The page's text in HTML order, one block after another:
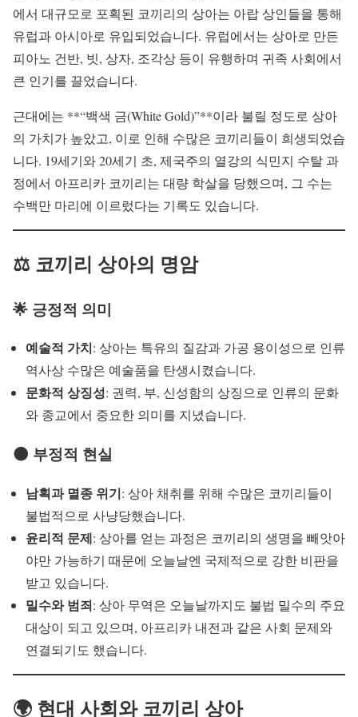
에서 대규모로 포획된 코끼리의 상아는 아랍 상인들을 통해
유럽과 아시아로 유입되었습니다. 유럽에서는 상아로 만든
피아노 건반, 빗, 상자, 조각상 등이 유행하며 귀족 사회에서
큰 인기를 끌었습니다.
근대에는 **“백색 금(White Gold)”**이라 불릴 정도로 상아
의 가치가 높았고, 이로 인해 수많은 코끼리들이 희생되었습
니다. 19세기와 20세기 초, 제국주의 열강의 식민지 수탈 과
정에서 아프리카 코끼리는 대량 학살을 당했으며, 그 수는
수백만 마리에 이르렀다는 기록도 있습니다.
⚖️ 코끼리 상아의 명암
🌟 긍정적 의미
예술적 가치: 상아는 특유의 질감과 가공 용이성으로 인류
역사상 수많은 예술품을 탄생시켰습니다.
문화적 상징성: 권력, 부, 신성함의 상징으로 인류의 문화
와 종교에서 중요한 의미를 지녔습니다.
🌑 부정적 현실
남획과 멸종 위기: 상아 채취를 위해 수많은 코끼리들이
불법적으로 사냥당했습니다.
윤리적 문제: 상아를 얻는 과정은 코끼리의 생명을 빼앗아
야만 가능하기 때문에 오늘날엔 국제적으로 강한 비판을
받고 있습니다.
밀수와 범죄: 상아 무역은 오늘날까지도 불법 밀수의 주요
대상이 되고 있으며, 아프리카 내전과 같은 사회 문제와
연결되기도 했습니다.
🌍 현대 사회와 코끼리 상아